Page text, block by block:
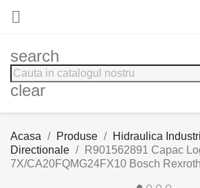

search
clear
Acasa Produse Hidraulica
Directionale
R901562891 Capac
7X/CA20FQMG24FX10 Bosch Rexroth